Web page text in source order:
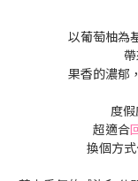
以葡萄柚為
果香的濃郁
度
超適合
換個方